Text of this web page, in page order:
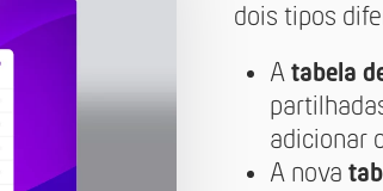
dois tipos
A tabela
adicionar
A nova